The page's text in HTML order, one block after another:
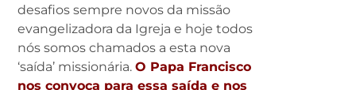
desafios sempre novos da missão
evangelizadora da Igreja e hoje todos
nós somos chamados a esta nova
‘saída’ missionária.O Papa Francisco
nos convoca para essa saída e nos